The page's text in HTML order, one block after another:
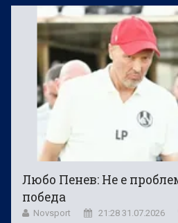
Любо Пенев: Не е
победа
Novsport 21:28 31.07.2026